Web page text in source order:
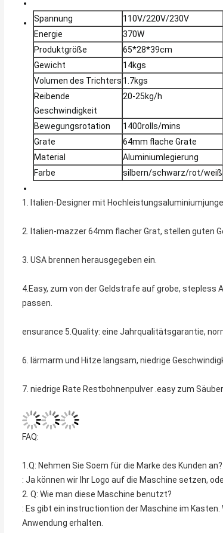
Spannung
110V/220V/230V
Energie
370W
Produktgröße
65*28*39cm
Gewicht
14kgs
Volumen des Trichters 1.7kgs
Reibende
Geschwindigkeit
20-25kg/h
Bewegungsrotation
1400rolls/mins
Grate
64mm flache Grate
Material
Aluminiumlegierung
Farbe
silbern/schwarz/rot/weiß
1. Italien-Designer mit
2. Italien-mazzer 64mm flacher Grat, stellen guten
3. USA brennen herausgegeben ein.
4.Easy, zum von der Geldstrafe auf grobe, stepless
passen.
ensurance 5.Quality: eine Jahrqualitätsgarantie,
6. lärmarm und Hitze langsam, niedrige
7. niedrige Rate Restbohnenpulver .easy zum